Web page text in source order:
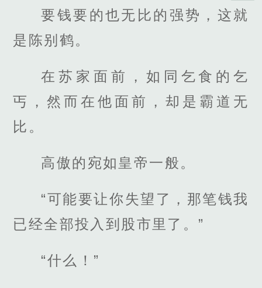
要钱要的也无比的强势，这就
是陈别鹤。
在苏家面前，如同乞食的乞
丐，然而在他面前，却是霸道无
比。
高傲的宛如皇帝一般。
“可能要让你失望了，那笔钱我
已经全部投入到股市里了。”
“什么！”